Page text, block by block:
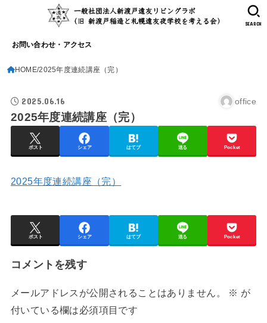
お問い合わせ・アクセス
SEARCH
HOME 2025年度連続講座（完）
2025.06.16 office
2025年度連続講座（完）
ポスト シェア はてブ 送る Pocket
2025年度連続講座（完）
ポスト シェア はてブ 送る Pocket
コメントを残す
メールアドレスが公開されることはありません。 ※ が
付いている欄は必須項目です